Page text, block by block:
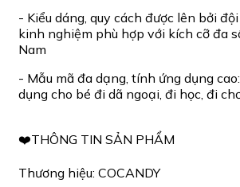
- Kiểu dáng, quy cách được lên bởi
kinh nghiệm phù hợp với kích cỡ đa
Nam
- Mẫu mã đa dạng, tính ứng dụng
dụng cho bé đi dã ngoại, đi học, đi
❤️THÔNG TIN SẢN PHẨM
Thương hiệu: COCANDY